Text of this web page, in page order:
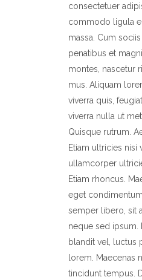
consectetuer
commodo ligula
massa. Cum
penatibus et
montes, nascetur
mus. Aliquam
viverra quis,
viverra nulla ut
Quisque rutrum.
Etiam ultricies nisi
ullamcorper
Etiam rhoncus.
eget
semper libero, sit
neque sed ipsum.
blandit vel, luctus
lorem. Maecenas
tincidunt tempus.